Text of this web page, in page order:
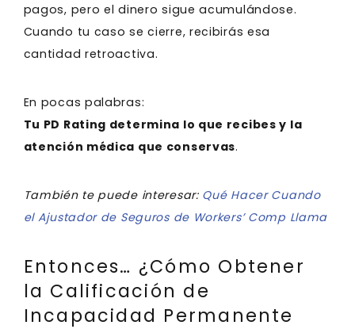
pagos, pero el dinero sigue acumulándose.
Cuando tu caso se cierre, recibirás esa
cantidad retroactiva.
En pocas palabras:
Tu PD Rating determina lo que recibes y la
atención médica que conservas.
También te puede interesar: Qué Hacer Cuando
el Ajustador de Seguros de Workers’ Comp Llama
Entonces… ¿Cómo Obtener
la Calificación de
Incapacidad Permanente